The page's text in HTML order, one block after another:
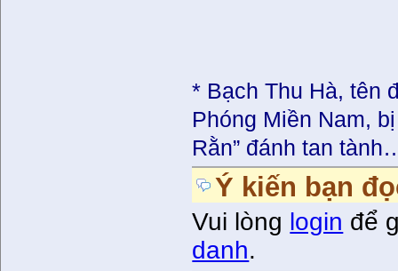
* Bạch Thu Hà, tên
Phóng Miền Nam,
Rằn” đánh tan
Ý kiến bạn
Vui lòng login để
danh.